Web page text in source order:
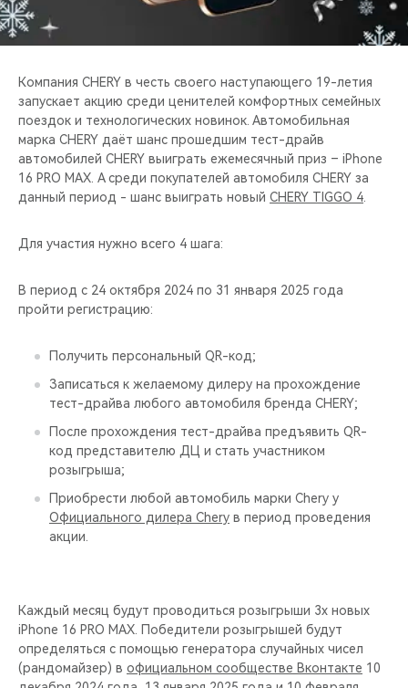
CHERY И СПОРТ
ВИДЕООБЗОРЫ
CHERY ДЛЯ ДЕТЕЙ
Компания CHERY в честь своего наступающего 19-летия
запускает акцию среди ценителей комфортных семейных
поездок и технологических новинок. Автомобильная
марка CHERY даёт шанс прошедшим тест-драйв
автомобилей CHERY выиграть ежемесячный приз – iPhone
16 PRO MAX. А среди покупателей автомобиля CHERY за
данный период - шанс выиграть новый CHERY TIGGO 4
Для участия нужно всего 4 шага:
В период с 24 октября 2024 по 31 января 2025 года
пройти регистрацию:
Получить персональный QR-код;
Записаться к желаемому дилеру на прохождение
тест-драйва любого автомобиля бренда CHERY;
После прохождения тест-драйва предъявить QR-
код представителю ДЦ и стать участником
розыгрыша;
Приобрести любой автомобиль марки Chery у
Официального дилера Chery в период проведения
акции.
Каждый месяц будут проводиться розыгрыши 3х новых
iPhone 16 PRO MAX. Победители розыгрышей будут
определяться с помощью генератора случайных чисел
(рандомайзер) в официальном сообществе Вконтакте 10